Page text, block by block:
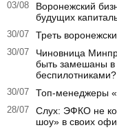
03/08
Воронежский
будущих
30/07 Треть
30/07
Чиновница
быть замешаны в
беспилотниками?
30/07 Топ-менеджеры
28/07
Слух: ЭФКО не
шоу» в своих